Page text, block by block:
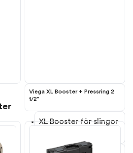
Viega XL Booster + Pressring 2
1/2"
XL Booster för slingor